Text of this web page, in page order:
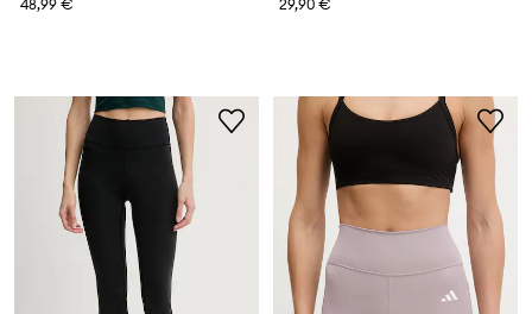
48,99 € 29,90 €